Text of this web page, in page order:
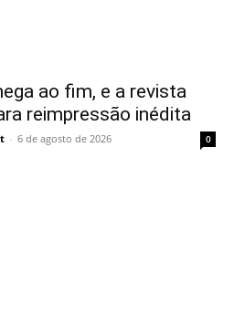
ao fim, e a revista
reimpressão inédita
- 6 de agosto de 2026 0